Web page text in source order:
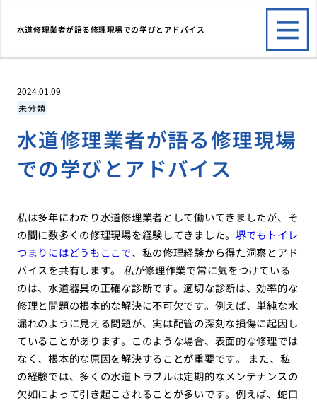
水道修理業者が語る修理現場での学びとアドバイス
2024.01.09
未分類
水道修理業者が語る修理現場
での学びとアドバイス
私は多年にわたり水道修理業者として働いてきましたが、そ
の間に数多くの修理現場を経験してきました。 堺でもトイレ
つまりにはどうもここで、私の修理経験から得た洞察とアド
バイスを共有します。 私が修理作業で常に気をつけている
のは、水道器具の正確な診断です。適切な診断は、効率的な
修理と問題の根本的な解決に不可欠です。例えば、単純な水
漏れのように見える問題が、実は配管の深刻な損傷に起因し
ていることがあります。このような場合、表面的な修理では
なく、根本的な原因を解決することが重要です。 また、私
の経験では、多くの水道トラブルは定期的なメンテナンスの
欠如によって引き起こされることが多いです。例えば、蛇口